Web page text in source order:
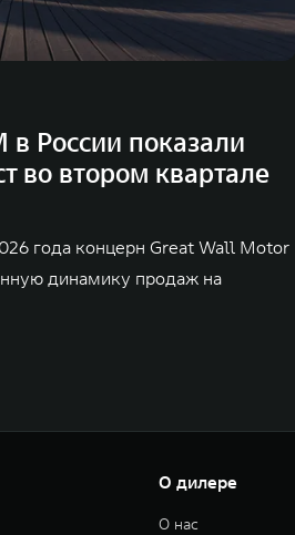
России показали
во втором квартале
года концерн Great Wall Motor
динамику продаж на
О дилере
О нас